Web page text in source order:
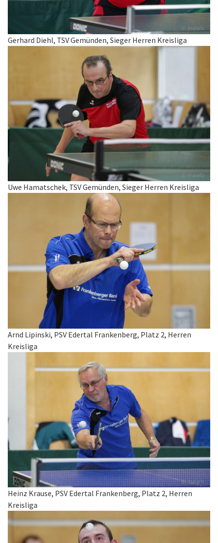
Gerhard Diehl, TSV Gemünden, Sieger Herren Kreisliga
Uwe Hamatschek, TSV Gemünden, Sieger Herren Kreisliga
Arnd Lipinski, PSV Edertal Frankenberg, Platz 2, Herren
Kreisliga
Heinz Krause, PSV Edertal Frankenberg, Platz 2, Herren
Kreisliga